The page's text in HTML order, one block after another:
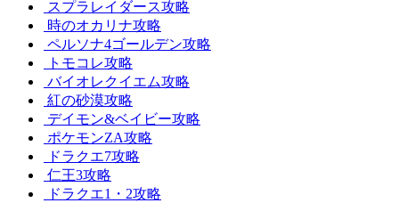
スプラレイダース攻略
時のオカリナ攻略
ペルソナ4ゴールデン攻略
トモコレ攻略
バイオレクイエム攻略
紅の砂漠攻略
デイモン&ベイビー攻略
ポケモンZA攻略
ドラクエ7攻略
仁王3攻略
ドラクエ1・2攻略